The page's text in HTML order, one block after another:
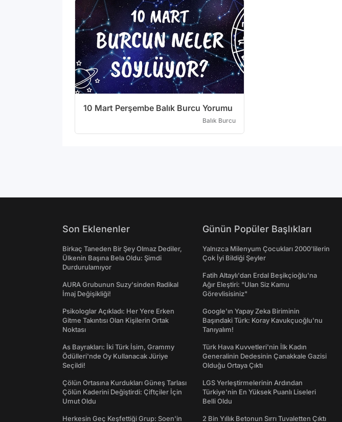
10 Mart Perşembe Balık Burcu Yorumu
Balık Burcu
Son Eklenenler
Birkaç Taneden Bir Şey Olmaz Dediler,
Ülkenin Başına Bela Oldu: Şimdi
Durdurulamıyor
AURA Grubunun Suzy'sinden Radikal
İmaj Değişikliği!
Psikologlar Açıkladı: Her Yere Erken
Gitme Takıntısı Olan Kişilerin Ortak
Noktası
As Bayrakları: İki Türk İsim, Grammy
Ödülleri'nde Oy Kullanacak Jüriye
Seçildi!
Çölün Ortasına Kurdukları Güneş Tarlası
Çölün Kaderini Değiştirdi: Çiftçiler İçin
Umut Oldu
Herkesin Geç Keşfettiği Grup: Soen'in
Günün Popüler Başlıkları
Yalnızca Milenyum Çocukları 2000'lilerin
Çok İyi Bildiği Şeyler
Fatih Altaylı'dan Erdal Beşikçioğlu'na
Ağır Eleştiri: "Ulan Siz Kamu
Görevlisisiniz"
Google'ın Yapay Zeka Biriminin
Başındaki Türk: Koray Kavukçuoğlu'nu
Tanıyalım!
Türk Hava Kuvvetleri'nin İlk Kadın
Generalinin Dedesinin Çanakkale Gazisi
Olduğu Ortaya Çıktı
LGS Yerleştirmelerinin Ardından
Türkiye'nin En Yüksek Puanlı Liseleri
Belli Oldu
2 Bin Yıllık Betonun Sırrı Tuvaletten Çıktı